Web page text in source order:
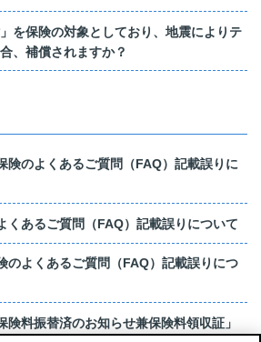
」を保険の対象としており、地震によりテ
、補償されますか？
険のよくあるご質問（FAQ）記載誤りに
くあるご質問（FAQ）記載誤りについて
のよくあるご質問（FAQ）記載誤りにつ
険料振替済のお知らせ兼保険料領収証」